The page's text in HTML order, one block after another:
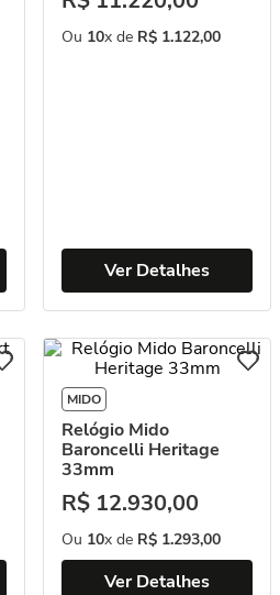
Ou 10x de R$ 1.122,00
Ver Detalhes
MIDO
Relógio Mido
Baroncelli Heritage
33mm
R$ 12.930,00
Ou 10x de R$ 1.293,00
Ver Detalhes